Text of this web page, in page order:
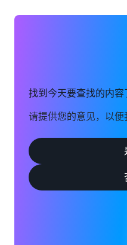
查看解决方案
找到今天要查找的内容
请提供您的意见，以